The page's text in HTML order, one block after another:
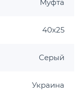
Муфта
40х25
Серый
Украина